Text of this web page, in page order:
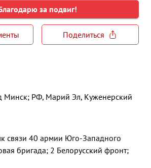
за подвиг!
Поделиться
Минск; РФ, Марий Эл, Куженерский
связи 40 армии Юго-Западного
бригада; 2 Белорусский фронт;